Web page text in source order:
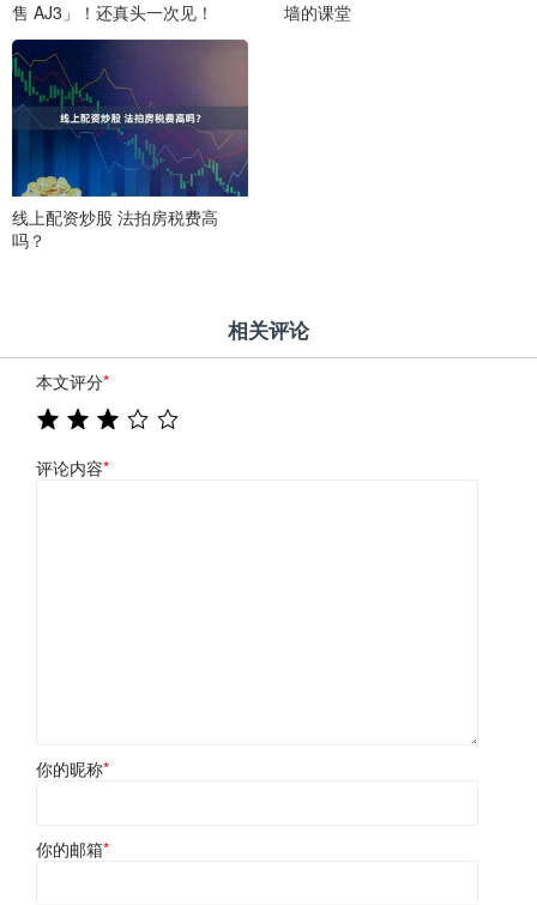
售 AJ3」！还真头一次见！
墙的课堂
线上配资炒股 法拍房税费高
吗？
相关评论
本文评分*
评论内容*
你的昵称*
你的邮箱*